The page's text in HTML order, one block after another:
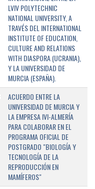
LVIV POLYTECHNIC
NATIONAL UNIVERSITY, A
TRAVÉS DEL INTERNATIONAL
INSTITUTE OF EDUCATION,
CULTURE AND RELATIONS
WITH DIASPORA (UCRANIA),
Y LA UNIVERSIDAD DE
MURCIA (ESPAÑA).
ACUERDO ENTRE LA
UNIVERSIDAD DE MURCIA Y
LA EMPRESA IVI-ALMERÍA
PARA COLABORAR EN EL
PROGRAMA OFICIAL DE
POSTGRADO "BIOLOGÍA Y
TECNOLOGÍA DE LA
REPRODUCCIÓN EN
MAMÍFEROS"